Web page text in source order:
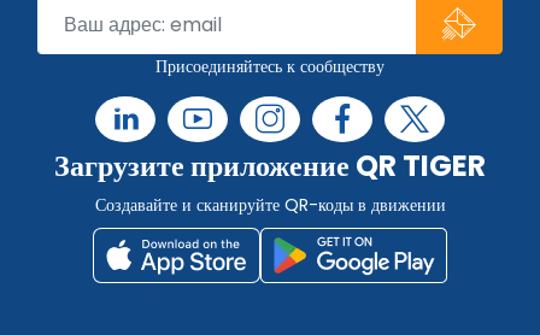
Присоединяйтесь к сообществу
Загрузите приложение QR TIGER
Создавайте и сканируйте QR-коды в движении